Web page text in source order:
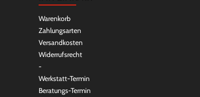
Warenkorb
Zahlungsarten
Versandkosten
Widerrufsrecht
-
Werkstatt-Termin
Beratungs-Termin